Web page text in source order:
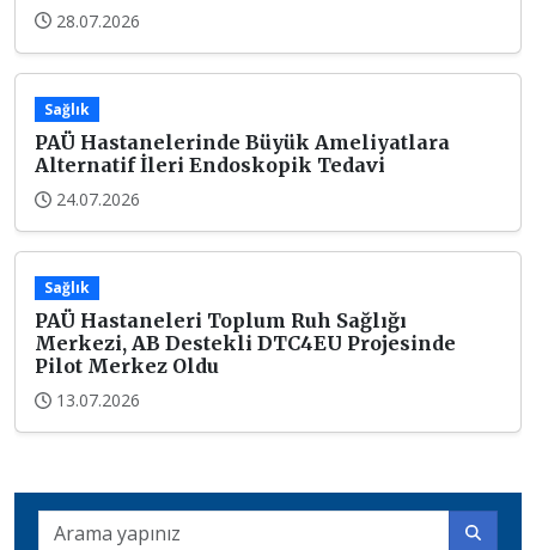
28.07.2026
Sağlık
PAÜ Hastanelerinde Büyük Ameliyatlara
Alternatif İleri Endoskopik Tedavi
24.07.2026
Sağlık
PAÜ Hastaneleri Toplum Ruh Sağlığı
Merkezi, AB Destekli DTC4EU Projesinde
Pilot Merkez Oldu
13.07.2026